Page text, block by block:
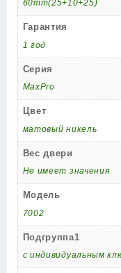
60mm(25+10+25)
Гарантия
1 год
Серия
MaxPro
Цвет
матовый никель
Вес двери
Не имеет значения
Модель
7002
Подгруппа1
с индивидуальным